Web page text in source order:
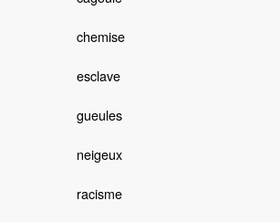
chemise
esclave
gueules
neigeux
racisme